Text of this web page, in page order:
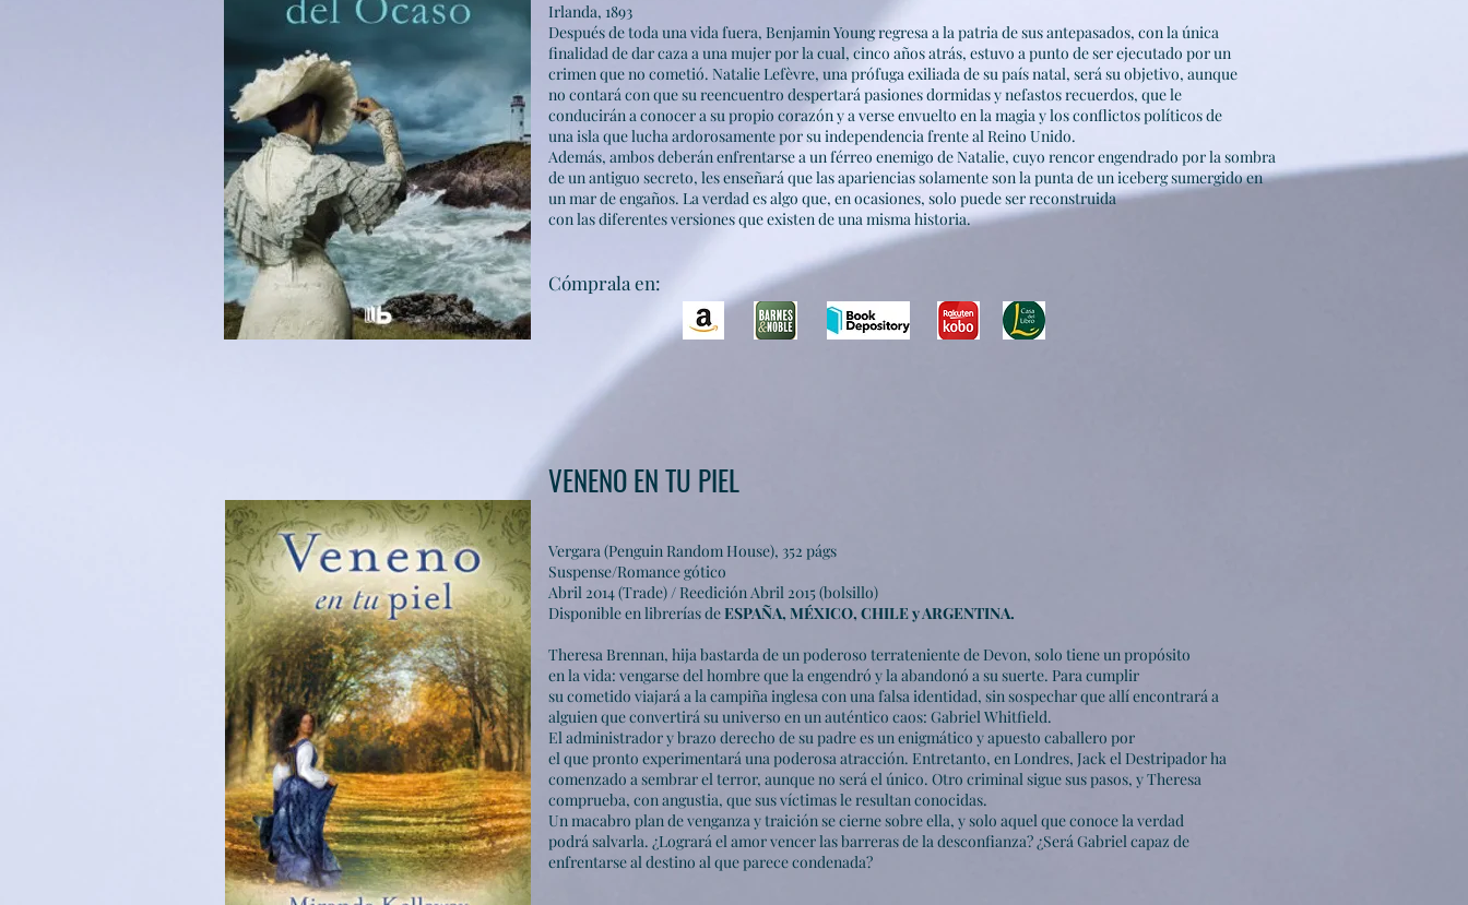
Irlanda, 1893
Después de toda una vida fuera, Benjamin Young regresa a la patria de sus antepasados, con la única
finalidad de dar caza a una mujer por la cual, cinco años atrás, estuvo a punto de ser ejecutado por un
crimen que no cometió. Natalie Lefèvre, una prófuga exiliada de su país natal, será su objetivo, aunque
no contarácon que su reencuentro despertará pasiones dormidas y nefastos recuerdos, que le
conducirána conocer a su propio corazón y a verse envuelto en la magia y los conflictos políticos de
una isla que lucha ardorosamente por su independencia frente al Reino Unido.
Además, ambos deberán enfrentarse a un férreo enemigo de Natalie, cuyo rencorengendrado por la sombra
de un antiguo secreto, les enseñará que las aparienciassolamente son la punta de un iceberg sumergido en
un mar de engaños. La verdad es algo que, en ocasiones, solo puede ser reconstruida
con las diferentes versiones que existen de una misma historia.
Cómprala en:
VENENO EN TU PIEL
Vergara (Penguin Random House), 352 págs
Suspense/Romance gótico
Abril 2014 (Trade) / Reedición Abril 2015 (bolsillo)
Disponible en librerías deESPAÑA, MÉXICO, CHILE y ARGENTINA.
Theresa Brennan, hija bastarda de un poderoso terrateniente de Devon, solo tiene un propósito
en la vida: vengarse del hombre que la engendró y la abandonó a su suerte. Para cumplir
su cometido viajará a la campiña inglesa con una falsa identidad, sin sospechar que allí encontrará a
alguien que convertirá su universo en un auténtico caos: Gabriel Whitfield.
El administrador y brazo derecho de su padre es un enigmático y apuesto caballero por
el que pronto experimentará una poderosa atracción. Entretanto, en Londres, Jack el Destripador ha
comenzado a sembrar el terror, aunque no será el único. Otro criminal sigue sus pasos, y Theresa
comprueba, con angustia, que sus víctimas le resultan conocidas.
Un macabro plan de venganza y traición se cierne sobre ella, y solo aquel que conoce la verdad
podrá salvarla. ¿Logrará el amor vencer las barreras de la desconfianza? ¿Será Gabriel capaz de
enfrentarse al destino al que parece condenada?